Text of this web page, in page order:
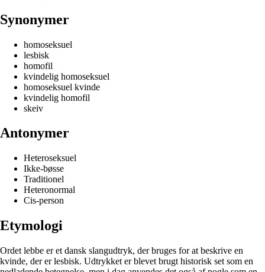
Synonymer
homoseksuel
lesbisk
homofil
kvindelig homoseksuel
homoseksuel kvinde
kvindelig homofil
skeiv
Antonymer
Heteroseksuel
Ikke-bøsse
Traditionel
Heteronormal
Cis-person
Etymologi
Ordet lebbe er et dansk slangudtryk, der bruges for at beskrive en
kvinde, der er lesbisk. Udtrykket er blevet brugt historisk set som en